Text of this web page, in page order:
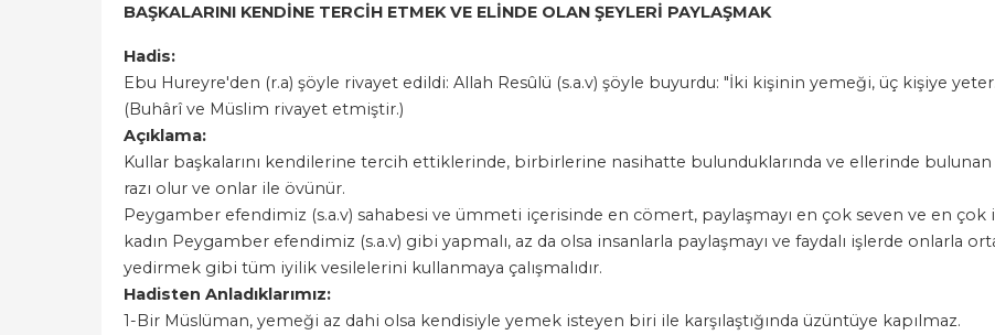
BAŞKALARINI KENDİNE TERCİH ETMEK VE ELİNDE OLAN ŞEYLERİ PAYLAŞMAK
Hadis:
Ebu Hureyre'den (r.a) şöyle rivayet edildi: Allah Resûlü (s.a.v) şöyle buyurdu: "İki kişinin yemeği, üç kişiye
(Buhârî ve Müslim rivayet etmiştir.)
Açıklama:
Kullar başkalarını kendilerine tercih ettiklerinde, birbirlerine nasihatte bulunduklarında ve ellerinde bulunan
razı olur ve onlar ile övünür.
Peygamber efendimiz (s.a.v) sahabesi ve ümmeti içerisinde en cömert, paylaşmayı en çok seven ve en
kadın Peygamber efendimiz (s.a.v) gibi yapmalı, az da olsa insanlarla paylaşmayı ve faydalı işlerde onlarla
yedirmek gibi tüm iyilik vesilelerini kullanmaya çalışmalıdır.
Hadisten Anladıklarımız:
1-Bir Müslüman, yemeği az dahi olsa kendisiyle yemek isteyen biri ile karşılaştığında üzüntüye kapılmaz.